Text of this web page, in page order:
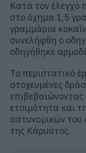
Κατά τον έλεγχο
στο όχημα 1,5
γραμμάρια
συνελήφθη ο
οδηγήθηκε
Το περιστατικό
στοχευμένες
επιβεβαιώνοντας
ετοιμότητα και
αστυνομικών
της Κάρυστος.